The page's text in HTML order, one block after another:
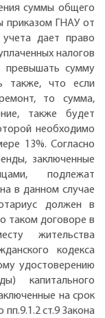
суммы общего
приказом ГНАУ от
дает право
налогов
превышать сумму
также, что если
то сумма,
также будет
необходимо
13%. Согласно
заключенные
подлежат
в данном случае
должен в
таком договоре в
жительства
кодекса
удостоверению
капитального
на срок
ст.9 Закона